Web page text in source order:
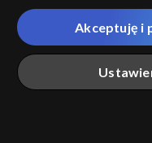
of Poland”, Przesłuchania
ciemno, 27 września 2025
które wskazujemy
przez nas identyfikatora
Twoje dane osobowe
Ciebie naszych
„Portalem”, w tym
Akceptuję i